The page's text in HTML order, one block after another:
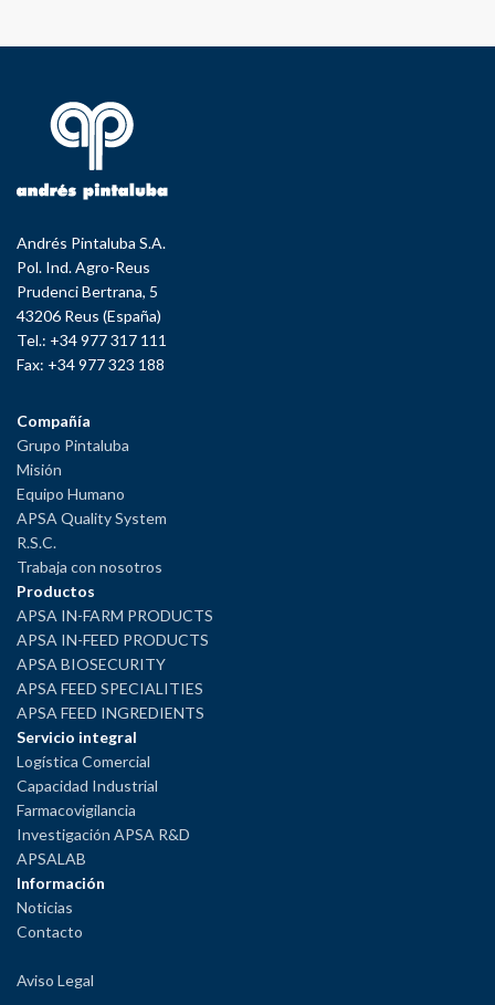
Andrés Pintaluba S.A.
Pol. Ind. Agro-Reus
Prudenci Bertrana, 5
43206 Reus (España)
Tel.: +34 977 317 111
Fax: +34 977 323 188
Compañía
Grupo Pintaluba
Misión
Equipo Humano
APSA Quality System
R.S.C.
Trabaja con nosotros
Productos
APSA IN-FARM PRODUCTS
APSA IN-FEED PRODUCTS
APSA BIOSECURITY
APSA FEED SPECIALITIES
APSA FEED INGREDIENTS
Servicio integral
Logística Comercial
Capacidad Industrial
Farmacovigilancia
Investigación APSA R&D
APSALAB
Información
Noticias
Contacto
Aviso Legal